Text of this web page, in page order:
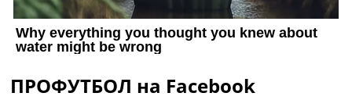
ПРОФУТБОЛ на Facebook